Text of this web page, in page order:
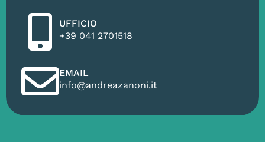
UFFICIO
+39 041 2701518
EMAIL
info@andreazanoni.it